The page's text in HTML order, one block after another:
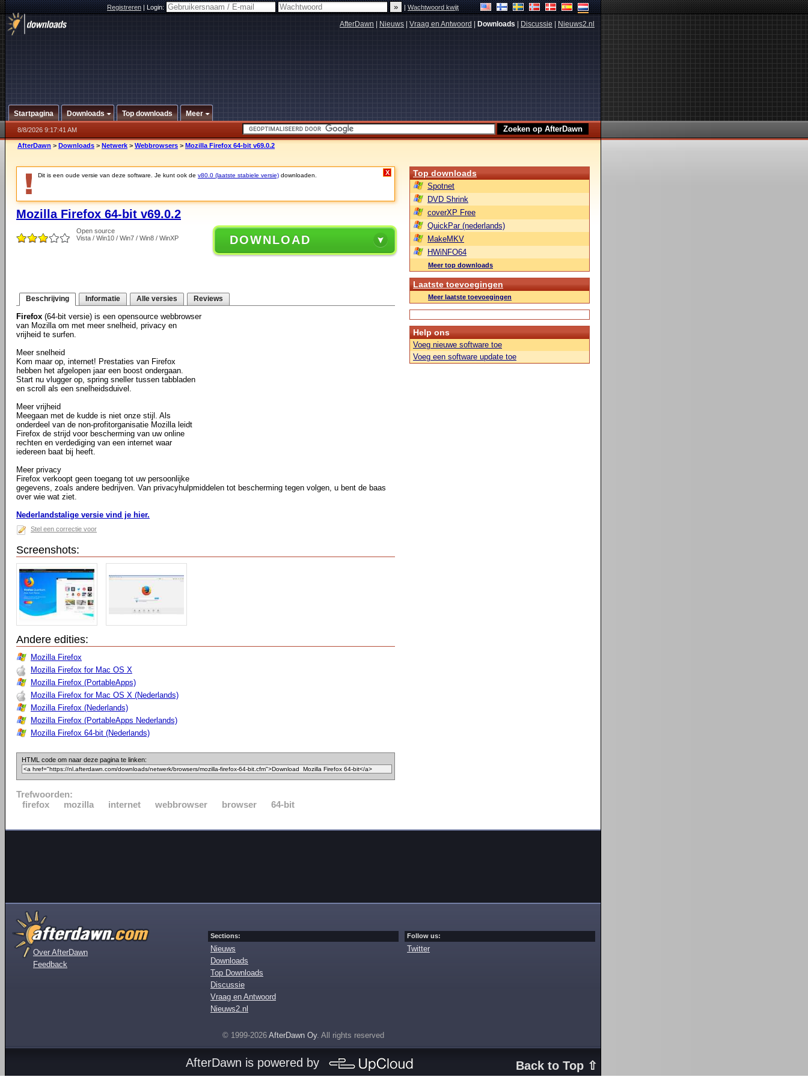
Registreren|Login: |Wachtwoord kwijt
AfterDawn Nieuws Vraag en Antwoord Downloads Discussie Nieuws2.nl
Startpagina Downloads Top downloads Meer
8/8/2026 9:17:41 AM
AfterDawn > Downloads > Netwerk > Webbrowsers > Mozilla Firefox 64-bit v69.0.2
Dit is een oude versie van deze software. Je kunt ook de v80.0 (laatste stabiele versie) downloaden. X
Mozilla Firefox 64-bit v69.0.2
Open source
Vista / Win10 / Win7 / Win8 / WinXP
DOWNLOAD
Beschrijving Informatie Alle versies Reviews
Firefox (64-bit versie) is een opensource webbrowser
van Mozilla om met meer snelheid, privacy en
vrijheid te surfen.
Meer snelheid
Kom maar op, internet! Prestaties van Firefox
hebben het afgelopen jaar een boost ondergaan.
Start nu vlugger op, spring sneller tussen tabbladen
en scroll als een snelheidsduivel.
Meer vrijheid
Meegaan met de kudde is niet onze stijl. Als
onderdeel van de non-profitorganisatie Mozilla leidt
Firefox de strijd voor bescherming van uw online
rechten en verdediging van een internet waar
iedereen baat bij heeft.
Meer privacy
Firefox verkoopt geen toegang tot uw persoonlijke
gegevens, zoals andere bedrijven. Van privacyhulpmiddelen tot bescherming tegen volgen, u bent de baas
over wie wat ziet.
Nederlandstalige versie vind je hier.
Stel een correctie voor
Screenshots:
Andere edities:
Mozilla Firefox
Mozilla Firefox for Mac OS X
Mozilla Firefox (PortableApps)
Mozilla Firefox for Mac OS X (Nederlands)
Mozilla Firefox (Nederlands)
Mozilla Firefox (PortableApps Nederlands)
Mozilla Firefox 64-bit (Nederlands)
HTML code om naar deze pagina te linken:
Trefwoorden:
firefox
mozilla internet webbrowser browser 64-bit
Top downloads
Spotnet
DVD Shrink
coverXP Free
QuickPar (nederlands)
MakeMKV
HWiNFO64
Meer top downloads
Laatste toevoegingen
Meer laatste toevoegingen
Help ons
Voeg nieuwe software toe
Voeg een software update toe
Over AfterDawn
Feedback
Sections:
Nieuws
Downloads
Top Downloads
Discussie
Vraag en Antwoord
Nieuws2.nl
Follow us:
Twitter
© 1999-2026 AfterDawn Oy. All rights reserved
Back to Top ⇧
AfterDawn is powered by